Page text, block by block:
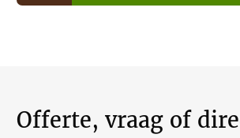
Offerte, vraag of